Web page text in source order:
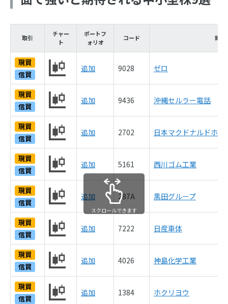
取引
チャー
ト
ポートフ
ォリオ
コード 銘柄
現買
信買
追加 9028 ゼロ
現買
信買
追加 9436 沖縄セルラー電話
現買
信買
追加 2702 日本マクドナルドホー
現買
信買
追加 5161 西川ゴム工業
現買
信買
追加 287A 黒田グループ
現買
信買
追加 7222 日産車体
現買
信買
追加 4026 神島化学工業
現買
信買
追加 1384 ホクリヨウ
スクロールできます